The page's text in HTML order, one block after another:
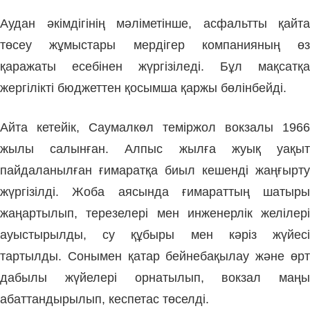
Аудан әкімдігінің мәліметінше, асфальтты қайта
төсеу жұмыстары мердігер компанияның өз
қаражаты есебінен жүргізіледі. Бұл мақсатқа
жергілікті бюджеттен қосымша қаржы бөлінбейді.
Айта кетейік, Саумалкөл теміржол вокзалы 1966
жылы салынған. Алпыс жылға жуық уақыт
пайдаланылған ғимаратқа биыл кешенді жаңғырту
жүргізілді. Жоба аясында ғимараттың шатыры
жаңартылып, терезелері мен инженерлік желілері
ауыстырылды, су құбыры мен кәріз жүйесі
тартылды. Сонымен қатар бейнебақылау және өрт
дабылы жүйелері орнатылып, вокзал маңы
абаттандырылып, кеспетас төселді.